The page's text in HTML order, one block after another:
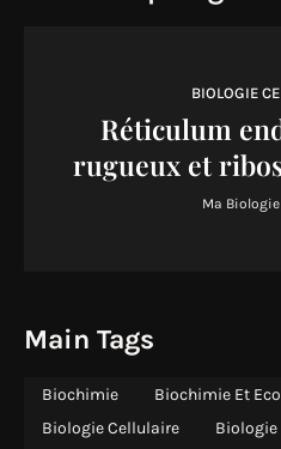
BIOLOGIE
Réticulum
rugueux et
Ma Biologie
Main Tags
Biochimie Biochimie Et
Biologie Cellulaire